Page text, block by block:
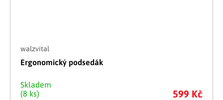
walzvital
Ergonomický podsedák
Skladem
(8 ks)
599 Kč